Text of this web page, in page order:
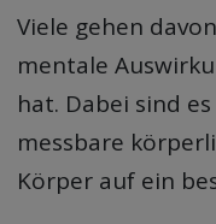
Viele gehen
mentale
hat. Dabei sind
messbare
Körper auf ein